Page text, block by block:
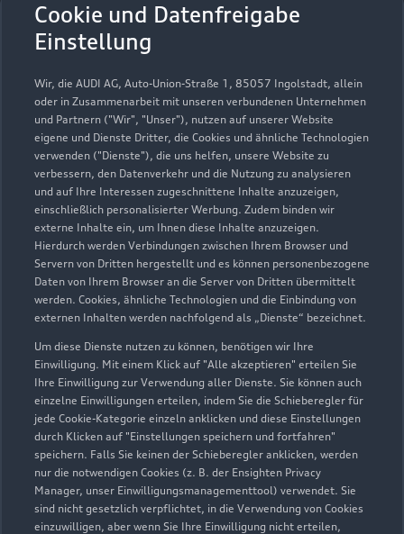
Cookie und Datenfreigabe
Einstellung
Wir, die AUDI AG, Auto-Union-Straße 1, 85057 Ingolstadt, allein
oder in Zusammenarbeit mit unseren verbundenen Unternehmen
und Partnern ("Wir", "Unser"), nutzen auf unserer Website
eigene und Dienste Dritter, die Cookies und ähnliche Technologien
verwenden ("Dienste"), die uns helfen, unsere Website zu
verbessern, den Datenverkehr und die Nutzung zu analysieren
und auf Ihre Interessen zugeschnittene Inhalte anzuzeigen,
einschließlich personalisierter Werbung. Zudem binden wir
externe Inhalte ein, um Ihnen diese Inhalte anzuzeigen.
Hierdurch werden Verbindungen zwischen Ihrem Browser und
Servern von Dritten hergestellt und es können personenbezogene
Daten von Ihrem Browser an die Server von Dritten übermittelt
werden. Cookies, ähnliche Technologien und die Einbindung von
externen Inhalten werden nachfolgend als „Dienste“ bezeichnet.
Um diese Dienste nutzen zu können, benötigen wir Ihre
Einwilligung. Mit einem Klick auf "Alle akzeptieren" erteilen Sie
Ihre Einwilligung zur Verwendung aller Dienste. Sie können auch
einzelne Einwilligungen erteilen, indem Sie die Schieberegler für
jede Cookie-Kategorie einzeln anklicken und diese Einstellungen
durch Klicken auf "Einstellungen speichern und fortfahren"
speichern. Falls Sie keinen der Schieberegler anklicken, werden
nur die notwendigen Cookies (z. B. der Ensighten Privacy
Manager, unser Einwilligungsmanagementtool) verwendet. Sie
sind nicht gesetzlich verpflichtet, in die Verwendung von Cookies
einzuwilligen, aber wenn Sie Ihre Einwilligung nicht erteilen,